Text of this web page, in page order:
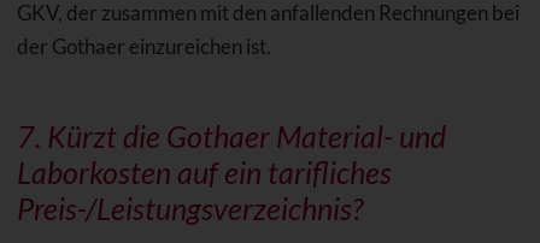
GKV, der zusammen mit den anfallenden Rechnungen bei
der Gothaer einzureichen ist.
7. Kürzt die Gothaer Material- und
Laborkosten auf ein tarifliches
Preis-/Leistungsverzeichnis?